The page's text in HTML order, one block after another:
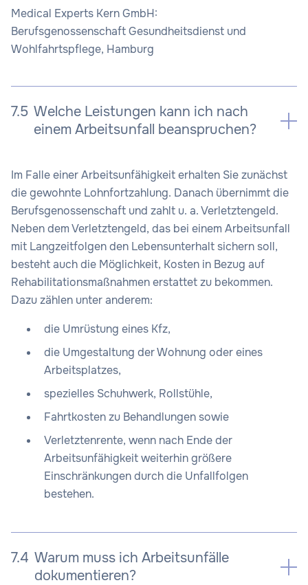
Medical Experts Kern GmbH:
Berufsgenossenschaft Gesundheitsdienst und
Wohlfahrtspflege, Hamburg
7.5 Welche Leistungen kann ich nach
einem Arbeitsunfall beanspruchen?
Im Falle einer Arbeitsunfähigkeit erhalten Sie zunächst
die gewohnte Lohnfortzahlung. Danach übernimmt die
Berufsgenossenschaft und zahlt u. a. Verletztengeld.
Neben dem Verletztengeld, das bei einem Arbeitsunfall
mit Langzeitfolgen den Lebensunterhalt sichern soll,
besteht auch die Möglichkeit, Kosten in Bezug auf
Rehabilitationsmaßnahmen erstattet zu bekommen.
Dazu zählen unter anderem:
die Umrüstung eines Kfz,
die Umgestaltung der Wohnung oder eines
Arbeitsplatzes,
spezielles Schuhwerk, Rollstühle,
Fahrtkosten zu Behandlungen sowie
Verletztenrente, wenn nach Ende der
Arbeitsunfähigkeit weiterhin größere
Einschränkungen durch die Unfallfolgen
bestehen.
7.4 Warum muss ich Arbeitsunfälle
dokumentieren?